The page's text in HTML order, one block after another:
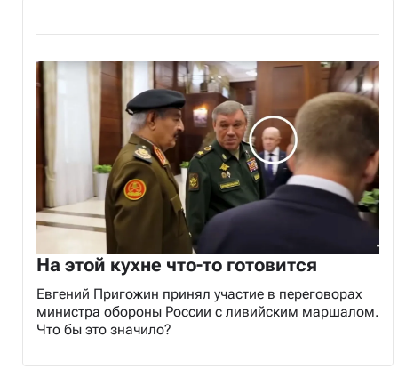
На этой кухне что-то готовится
Евгений Пригожин принял участие в переговорах
министра обороны России с ливийским маршалом.
Что бы это значило?